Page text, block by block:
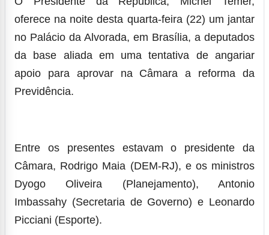
oferece na noite desta quarta-feira (22) um jantar
no Palácio da Alvorada, em Brasília, a deputados
da base aliada em uma tentativa de angariar
apoio para aprovar na Câmara a reforma da
Previdência.
Entre os presentes estavam o presidente da
Câmara, Rodrigo Maia (DEM-RJ), e os ministros
Dyogo Oliveira (Planejamento), Antonio
Imbassahy (Secretaria de Governo) e Leonardo
Picciani (Esporte).